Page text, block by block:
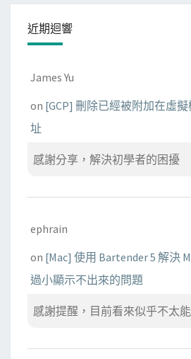
近期迴響
James Yu
on [GCP] 刪除已經被附加在虛
址
感謝分享，解決初學者的困擾
ephrain
on [Mac] 使用 Bartender 5 解決
過小顯示不出來的問題
感謝提醒，目前看來似乎不太